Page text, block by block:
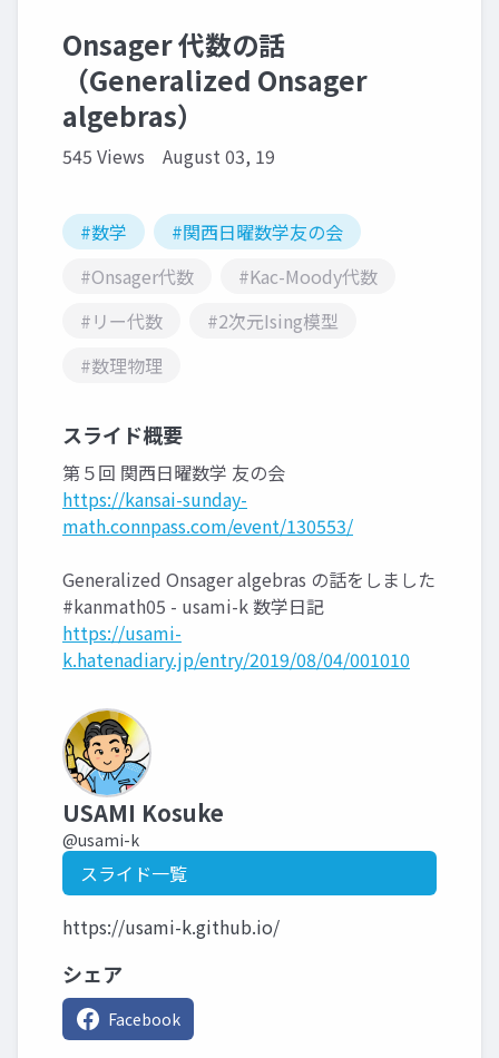
Onsager 代数の話
（Generalized Onsager
algebras）
545 Views August 03, 19
#数学
#関西日曜数学友の会
#Onsager代数
#Kac-Moody代数
#リー代数
#2次元Ising模型
#数理物理
スライド概要
第５回 関西日曜数学 友の会
https://kansai-sunday-
math.connpass.com/event/130553/
Generalized Onsager algebras の話をしました
#kanmath05 - usami-k 数学日記
https://usami-
k.hatenadiary.jp/entry/2019/08/04/001010
USAMI Kosuke
@usami-k
スライド一覧
https://usami-k.github.io/
シェア
Facebook